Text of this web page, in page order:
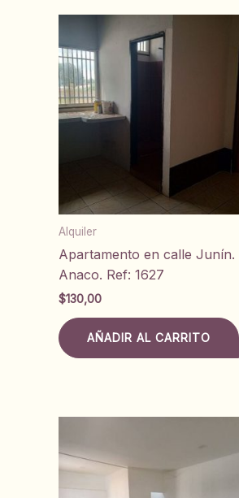
Alquiler
Apartamento en calle Junín.
Anaco. Ref: 1627
$130,00
AÑADIR AL CARRITO